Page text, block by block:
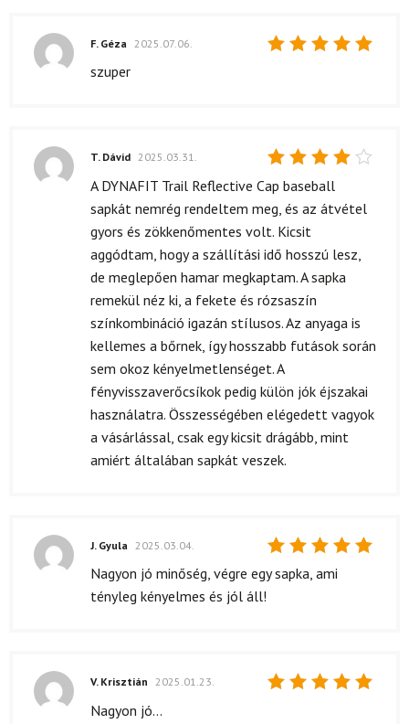
F. Géza 2025.07.06.
szuper
Értékelés:
4
T. Dávid 2025.03.31.
A DYNAFIT Trail Reflective Cap baseball
sapkát nemrég rendeltem meg, és az átvétel
gyors és zökkenőmentes volt. Kicsit
aggódtam, hogy a szállítási idő hosszú lesz,
de meglepően hamar megkaptam. A sapka
remekül néz ki, a fekete és rózsaszín
színkombináció igazán stílusos. Az anyaga is
kellemes a bőrnek, így hosszabb futások során
sem okoz kényelmetlenséget. A
fényvisszaverőcsíkok pedig külön jók éjszakai
használatra. Összességében elégedett vagyok
a vásárlással, csak egy kicsit drágább, mint
amiért általában sapkát veszek.
Értékelés:
5
/ 5
J. Gyula 2025.03.04.
Nagyon jó minőség, végre egy sapka, ami
tényleg kényelmes és jól áll!
V. Krisztián 2025.01.23.
Nagyon jó...